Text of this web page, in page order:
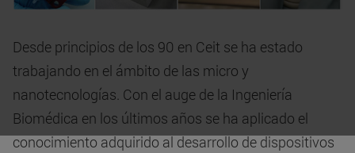
Desde principios de los 90 en Ceit se ha estado
trabajando en el ámbito de las micro y
nanotecnologías. Con el auge de la Ingeniería
Biomédica en los últimos años se ha aplicado el
conocimiento adquirido al desarrollo de dispositivos